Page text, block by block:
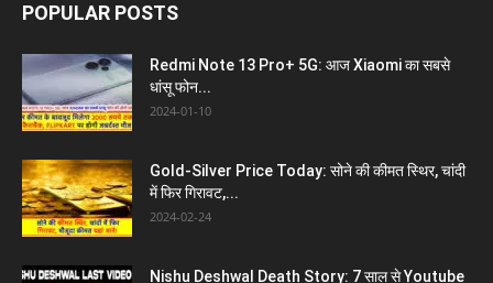
POPULAR POSTS
Redmi Note 13 Pro+ 5G: आज Xiaomi का सबसे
धांसू फोन...
2024-01-10
Gold-Silver Price Today: सोने की कीमत स्थिर, चांदी
में फिर गिरावट,...
2024-02-24
Nishu Deshwal Death Story: 7 साल से Youtube